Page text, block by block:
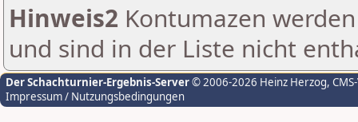
Hinweis2 Kontumazen
und sind in der Liste nicht
Der Schachturnier-Ergebnis-Server© 2006-2026 Heinz Herzog,
Impressum / Nutzungsbedingungen